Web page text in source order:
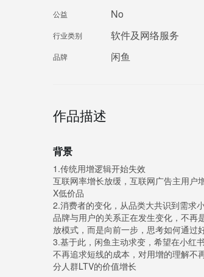
公益 No
行业类别 软件及网络服务
品牌 闲鱼
作品描述
背景
1.传统用增逻辑开始失效
互联网率增长放缓，互联网广告主用
X低价品
2.消费者的变化，从品类大共识到需求
品牌与用户的关系正在发生变化，不再
放模式，而是向前一步，思考如何通过
3.基于此，闲鱼主动求变，希望在小红
不再追求短线的成本，对用增的理解不
分人群LTV的价值增长